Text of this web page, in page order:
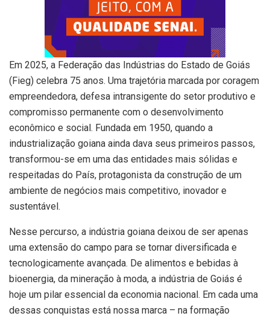
Em 2025, a Federação das Indústrias do Estado de Goiás
(Fieg) celebra 75 anos. Uma trajetória marcada por coragem
empreendedora, defesa intransigente do setor produtivo e
compromisso permanente com o desenvolvimento
econômico e social. Fundada em 1950, quando a
industrialização goiana ainda dava seus primeiros passos,
transformou-se em uma das entidades mais sólidas e
respeitadas do País, protagonista da construção de um
ambiente de negócios mais competitivo, inovador e
sustentável.
Nesse percurso, a indústria goiana deixou de ser apenas
uma extensão do campo para se tornar diversificada e
tecnologicamente avançada. De alimentos e bebidas à
bioenergia, da mineração à moda, a indústria de Goiás é
hoje um pilar essencial da economia nacional. Em cada uma
dessas conquistas está nossa marca – na formação